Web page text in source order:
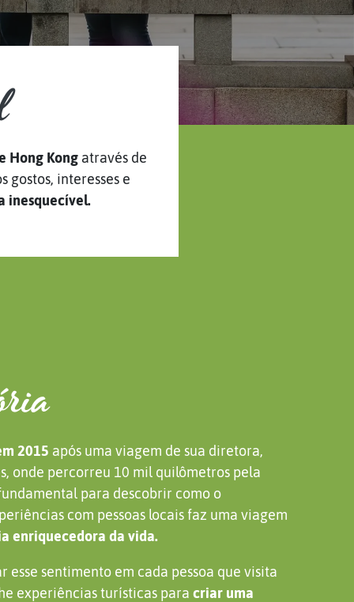
Hong Kongatravés de
gostos, interesses e
inesquecível.
2015 após uma viagem de sua diretora,
s, onde percorreu 10 mil quilômetros pela
para descobrir como o
com pessoas locais faz uma viagem
enriquecedora da vida.
esse sentimento em cada pessoa que visita
experiências turísticas para criar uma